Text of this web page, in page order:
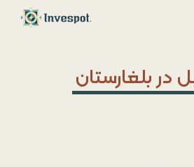
در بلغارستان